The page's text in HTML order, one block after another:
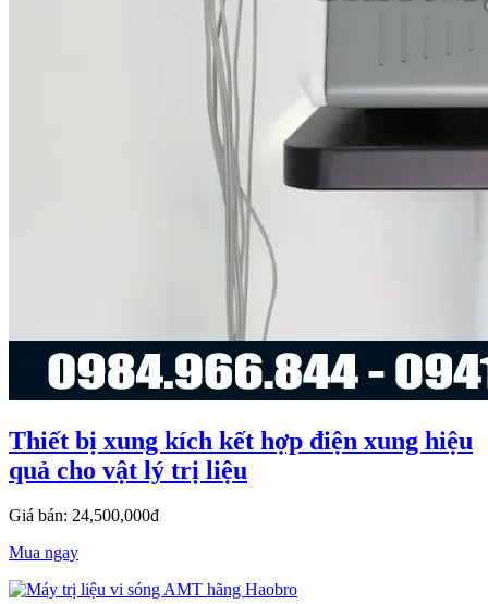
Thiết bị xung kích kết hợp điện xung hiệu
quả cho vật lý trị liệu
Giá bán: 24,500,000đ
Mua ngay